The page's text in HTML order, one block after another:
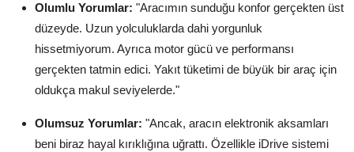
Olumlu Yorumlar: "Aracımın sunduğu konfor gerçekten üst
düzeyde. Uzun yolculuklarda dahi yorgunluk
hissetmiyorum. Ayrıca motor gücü ve performansı
gerçekten tatmin edici. Yakıt tüketimi de büyük bir araç için
oldukça makul seviyelerde."
Olumsuz Yorumlar: "Ancak, aracın elektronik aksamları
beni biraz hayal kırıklığına uğrattı. Özellikle iDrive sistemi